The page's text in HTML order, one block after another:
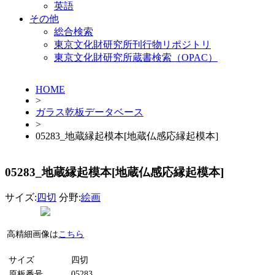
英語
その他
総合検索
東京文化財研究所刊行物リポジトリ
東京文化財研究所蔵書検索（OPAC）
HOME
>
ガラス乾板データベース
>
05283_地蔵縁起模本[地蔵仏感応縁起模本]
05283_地蔵縁起模本[地蔵仏感応縁起模本]
サイズ: 四切 分野:絵画
高精細画像はこちら
サイズ
四切